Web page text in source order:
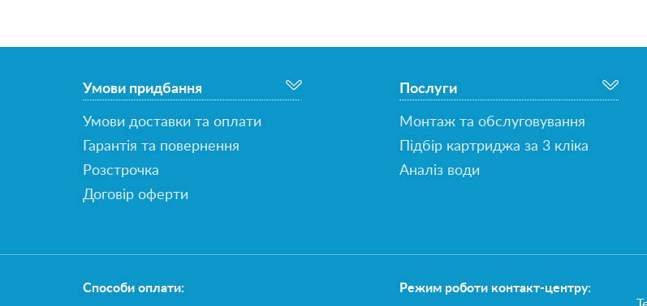
Умови придбання
Умови доставки та оплати
Гарантія та повернення
Розстрочка
Договір оферти
Послуги
Монтаж та обслуговування
Підбір картриджа за 3 кліка
Аналіз води
Способи оплати: Режим роботи контакт-центру: